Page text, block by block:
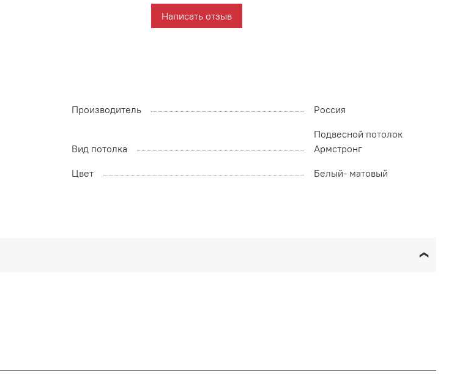
Написать отзыв
Производитель Россия
Вид потолка
Подвесной потолок
Армстронг
Цвет
Белый- матовый